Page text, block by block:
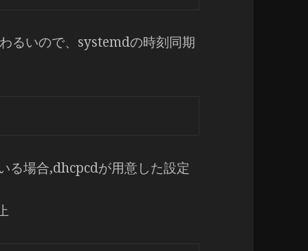
るいので、systemdの時刻同期
る場合,dhcpcdが用意した設定